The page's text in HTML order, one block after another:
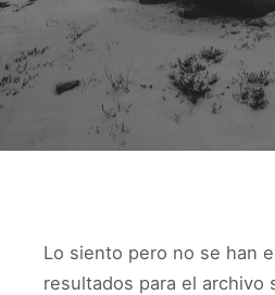
Lo siento pero no se han
resultados para el archivo